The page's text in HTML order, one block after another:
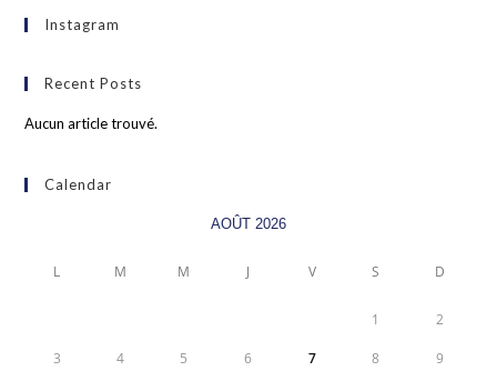
Instagram
Recent Posts
Aucun article trouvé.
Calendar
AOÛT 2026
L M M J V S D
1 2
3 4 5 6 7 8 9